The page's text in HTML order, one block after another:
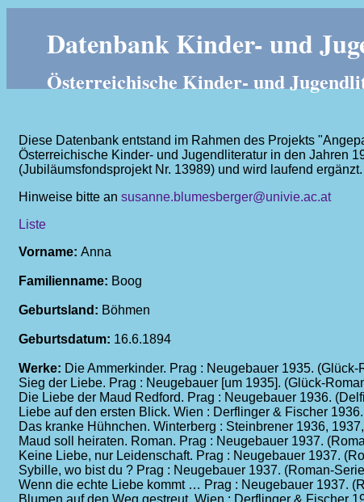
Datenbank Kinder- und
Österreichische Kinder- und
Diese Datenbank entstand im Rahmen des Projekts
Österreichische Kinder- und Jugendliteratur in den Jahren
(Jubiläumsfondsprojekt Nr. 13989) und wird laufend ergänzt.
Hinweise bitte an susanne.blumesberger@univie.ac.at
Liste
Vorname: Anna
Familienname: Boog
Geburtsland: Böhmen
Geburtsdatum: 16.6.1894
Werke: Die Ammerkinder. Prag : Neugebauer 1935. (Glück-
Sieg der Liebe. Prag : Neugebauer [um 1935]. (Glück-
Die Liebe der Maud Redford. Prag : Neugebauer 1936.
Liebe auf den ersten Blick. Wien : Derflinger & Fischer 1936.
Das kranke Hühnchen. Winterberg : Steinbrener 1936,
Maud soll heiraten. Roman. Prag : Neugebauer 1937.
Keine Liebe, nur Leidenschaft. Prag : Neugebauer 1937.
Sybille, wo bist du ? Prag : Neugebauer 1937. (Roman-
Wenn die echte Liebe kommt … Prag : Neugebauer 1937.
Blumen auf den Weg gestreut. Wien : Derflinger & Fischer